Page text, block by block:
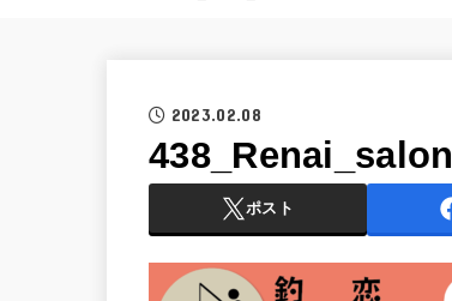
2023.02.08
438_Renai_salon
ポスト